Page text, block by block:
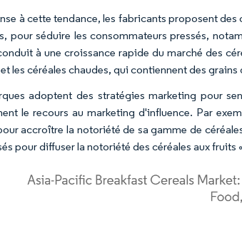
à cette tendance, les fabricants proposent
pour séduire les consommateurs pressés,
à une croissance rapide du marché des
les céréales chaudes, qui contiennent des
adoptent des stratégies marketing pour
le recours au marketing d'influence. Par
accroître la notoriété de sa gamme de
pour diffuser la notoriété des céréales aux fruits